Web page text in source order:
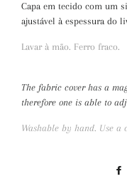
Capa em tecido com um
ajustável à espessura do
Lavar à mão. Ferro fraco.
The fabric cover has a
therefore one is able to
Washable by hand. Use a